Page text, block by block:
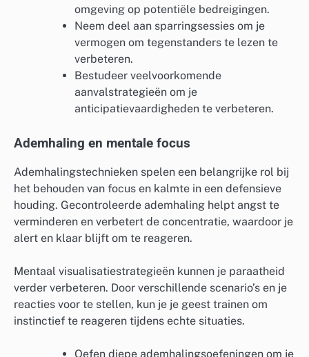
omgeving op potentiële bedreigingen.
Neem deel aan sparringsessies om je
vermogen om tegenstanders te lezen te
verbeteren.
Bestudeer veelvoorkomende
aanvalstrategieën om je
anticipatievaardigheden te verbeteren.
Ademhaling en mentale focus
Ademhalingstechnieken spelen een belangrijke rol bij
het behouden van focus en kalmte in een defensieve
houding. Gecontroleerde ademhaling helpt angst te
verminderen en verbetert de concentratie, waardoor je
alert en klaar blijft om te reageren.
Mentaal visualisatiestrategieën kunnen je paraatheid
verder verbeteren. Door verschillende scenario’s en je
reacties voor te stellen, kun je je geest trainen om
instinctief te reageren tijdens echte situaties.
Oefen diepe ademhalingsoefeningen om je